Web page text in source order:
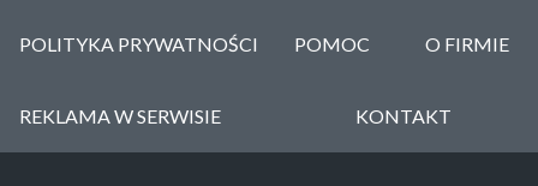
POLITYKA PRYWATNOŚCI POMOC O FIRMIE
REKLAMA W SERWISIE KONTAKT